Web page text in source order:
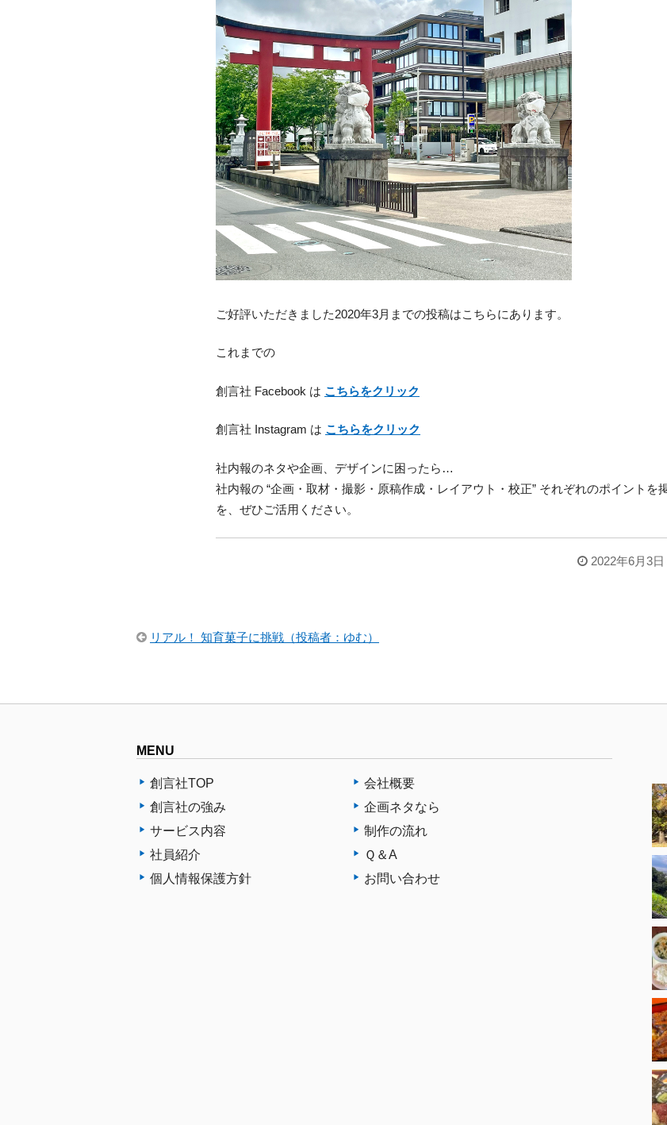
ご好評いただきました2020年3月までの投稿はこちらにあります。
これまでの
創言社 Facebook は こちらをクリック
創言社 Instagram は こ ちらをクリック
社内報のネタや企画、デザインに困ったら…
社内報の “企画・取材・撮影・原稿作成・レイアウト・校正” それぞれのポイントを
を、ぜひご活用ください。
2022年6月3日
リアル！ 知育菓子に挑戦（投稿者：ゆむ）
MENU
創言社TOP
会社概要
創言社の強み
企画ネタなら
サービス内容
制作の流れ
社員紹介
Ｑ＆A
個人情報保護方針
お問い合わせ